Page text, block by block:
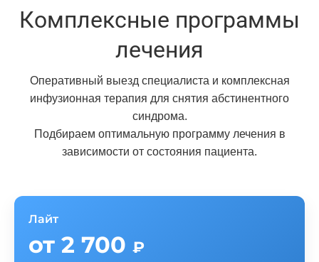
Комплексные программы
лечения
Оперативный выезд специалиста и комплексная
инфузионная терапия для снятия абстинентного
синдрома.
Подбираем оптимальную программу лечения в
зависимости от состояния пациента.
Лайт
от 2 700 ₽